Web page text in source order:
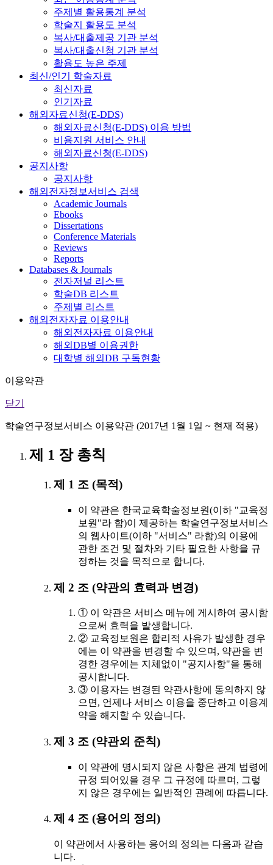
주제별 활용통계 분석
학술지 활용도 분석
복사/대출제공 기관 분석
복사/대출신청 기관 분석
활용도 높은 주제
최신/인기 학술자료
최신자료
인기자료
해외자료신청(E-DDS)
해외자료신청(E-DDS) 이용 방법
비용지원 서비스 안내
해외자료신청(E-DDS)
공지사항
공지사항
해외전자정보서비스 검색
Academic Journals
Ebooks
Dissertations
Conference Materials
Reviews
Reports
Databases & Journals
전자저널 리스트
학술DB 리스트
주제별 리스트
해외전자자료 이용안내
해외전자자료 이용안내
해외DB별 이용권한
대학별 해외DB 구독현황
이용약관
닫기
학술연구정보서비스 이용약관 (2017년 1월 1일 ~ 현재 적용)
제 1 장 총칙
제 1 조 (목적)
이 약관은 한국교육학술정보원(이하 "교육정
보원"라 함)이 제공하는 학술연구정보서비스
의 웹사이트(이하 "서비스" 라함)의 이용에
관한 조건 및 절차와 기타 필요한 사항을 규
정하는 것을 목적으로 합니다.
제 2 조 (약관의 효력과 변경)
① 이 약관은 서비스 메뉴에 게시하여 공시함
으로써 효력을 발생합니다.
② 교육정보원은 합리적 사유가 발생한 경우
에는 이 약관을 변경할 수 있으며, 약관을 변
경한 경우에는 지체없이 "공지사항"을 통해
공시합니다.
③ 이용자는 변경된 약관사항에 동의하지 않
으면, 언제나 서비스 이용을 중단하고 이용계
약을 해지할 수 있습니다.
제 3 조 (약관외 준칙)
이 약관에 명시되지 않은 사항은 관계 법령에
규정 되어있을 경우 그 규정에 따르며, 그렇
지 않은 경우에는 일반적인 관례에 따릅니다.
제 4 조 (용어의 정의)
이 약관에서 사용하는 용어의 정의는 다음과 같습
니다.